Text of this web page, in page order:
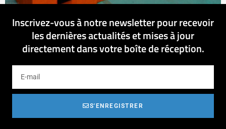
Inscrivez-vous à notre newsletter pour recevoir
les dernières actualités et mises à jour
directement dans votre boîte de réception.
S'ENREGISTRER